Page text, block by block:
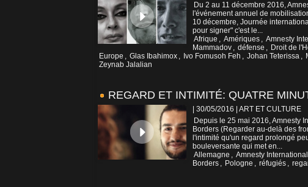
Du 2 au 11 décembre 2016,
l'événement annuel de
10 décembre, Journée
pour signer" c'est le...
Afrique , Amériques , Amnesty
Mammadov , défense , Droit de
Europe , Glas Ibahimox , Ivo Fomusoh Feh , Johan Teterissa ,
Zeynab Jalalian
REGARD ET INTIMITÉ: QUATRE
| 30/05/2016
ART ET CULTURE
Depuis le 25 mai 2016, Amnesty
Borders (Regarder au-delà des
l'intimité qu'un regard prolongé
bouleversante qui met en...
Allemagne , Amnesty International
Borders , Pologne , réfugiés ,